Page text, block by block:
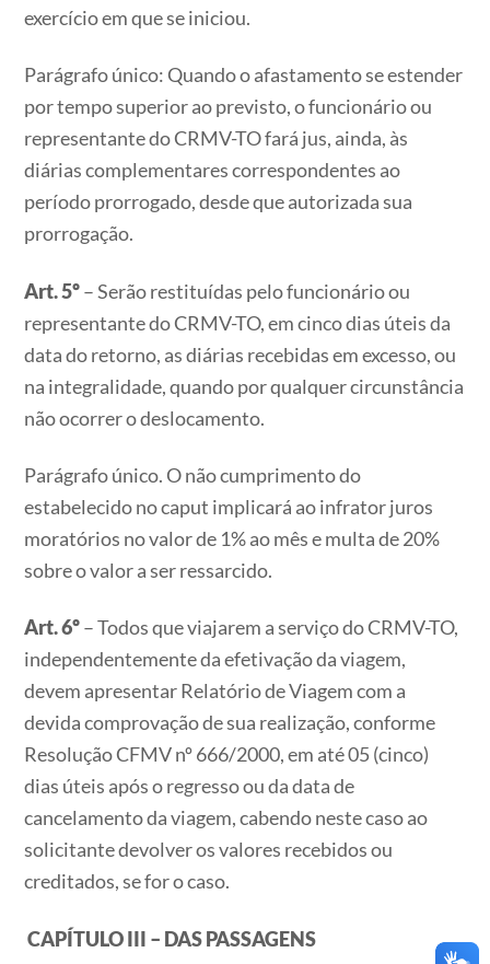
exercício em que se iniciou.
Parágrafo único: Quando o afastamento se estender
por tempo superior ao previsto, o funcionário ou
representante do CRMV-TO fará jus, ainda, às
diárias complementares correspondentes ao
período prorrogado, desde que autorizada sua
prorrogação.
Art. 5º– Serão restituídas pelo funcionário ou
representante do CRMV-TO, em cinco dias úteis da
data do retorno, as diárias recebidas em excesso, ou
na integralidade, quando por qualquer circunstância
não ocorrer o deslocamento.
Parágrafo único. O não cumprimento do
estabelecido no caput implicará ao infrator juros
moratórios no valor de 1% ao mês e multa de 20%
sobre o valor a ser ressarcido.
Art. 6º– Todos que viajarem a serviço do CRMV-TO,
independentemente da efetivação da viagem,
devem apresentar Relatório de Viagem com a
devida comprovação de sua realização, conforme
Resolução CFMV nº 666/2000, em até 05 (cinco)
dias úteis após o regresso ou da data de
cancelamento da viagem, cabendo neste caso ao
solicitante devolver os valores recebidos ou
creditados, se for o caso.
CAPÍTULO III – DAS PASSAGENS